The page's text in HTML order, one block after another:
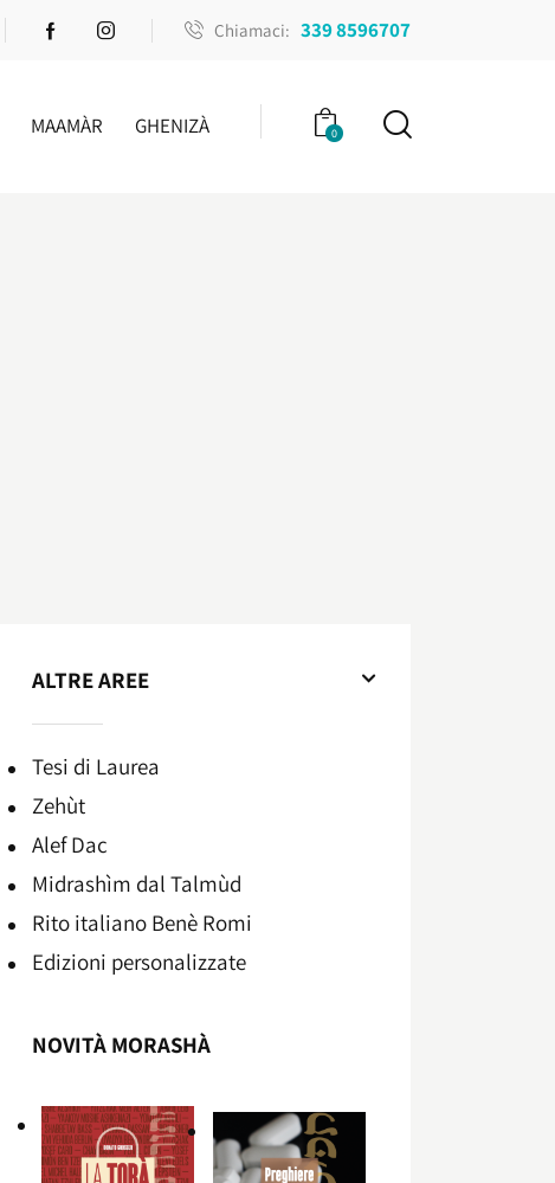
Chiamaci: 339 8596707
MAAMÀR GHENIZÀ 0
ALTRE AREE
Tesi di Laurea
Zehùt
Alef Dac
Midrashìm dal Talmùd
Rito italiano Benè Romi​
Edizioni personalizzate
NOVITÀ MORASHÀ